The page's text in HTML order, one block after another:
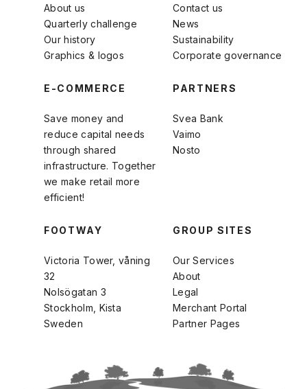
About us
Quarterly challenge
Our history
Graphics & logos
Contact us
News
Sustainability
Corporate governance
E-COMMERCE
Save money and
reduce capital needs
through shared
infrastructure. Together
we make retail more
efficient!
PARTNERS
Svea Bank
Vaimo
Nosto
FOOTWAY
Victoria Tower, våning
32
Nolsögatan 3
Stockholm, Kista
Sweden
GROUP SITES
Our Services
About
Legal
Merchant Portal
Partner Pages